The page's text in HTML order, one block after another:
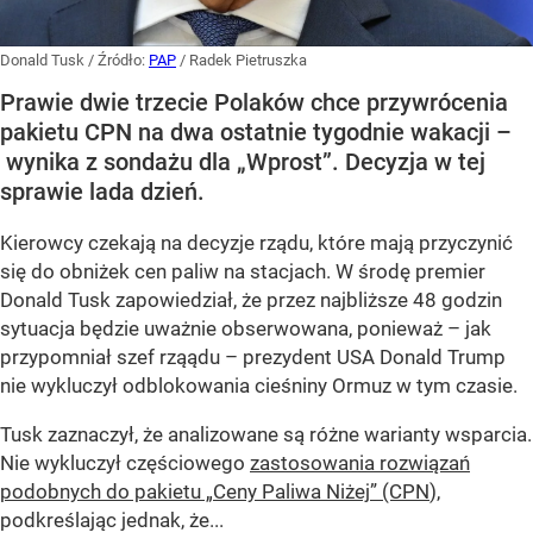
Donald Tusk / Źródło: PAP / Radek Pietruszka
Prawie dwie trzecie Polaków chce przywrócenia
pakietu CPN na dwa ostatnie tygodnie wakacji –
wynika z sondażu dla „Wprost”. Decyzja w tej
sprawie lada dzień.
Kierowcy czekają na decyzje rządu, które mają przyczynić
się do obniżek cen paliw na stacjach. W środę premier
Donald Tusk zapowiedział, że przez najbliższe 48 godzin
sytuacja będzie uważnie obserwowana, ponieważ – jak
przypomniał szef rząądu – prezydent USA Donald Trump
nie wykluczył odblokowania cieśniny Ormuz w tym czasie.
Tusk zaznaczył, że analizowane są różne warianty wsparcia.
Nie wykluczył częściowego zastosowania rozwiązań
podobnych do pakietu „Ceny Paliwa Niżej” (CPN),
podkreślając jednak, że...